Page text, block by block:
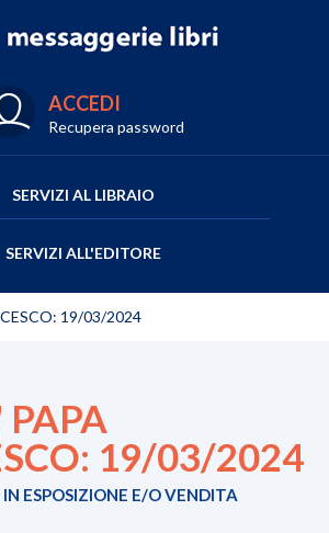
ACCEDI
Recupera password
SERVIZI AL LIBRAIO
SERVIZI ALL'EDITORE
19/03/2024
19/03/2024
ESPOSIZIONE E/O VENDITA